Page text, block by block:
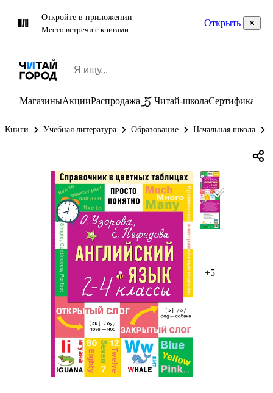
Откройте в приложении
Место встречи с книгами
Открыть
МагазиныАкцииРаспродажа Читай-школаСертификаты
Книги Учебная литература Образование Начальная школа
+5